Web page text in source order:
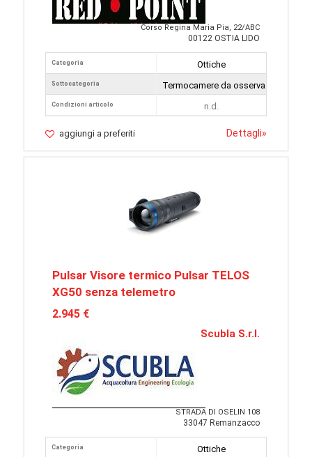
Corso Regina Maria Pia, 22/ABC
00122 OSTIA LIDO
Categoria
Sottocategoria
Condizioni articolo
Ottiche
Termocamere da osservazione
n.d.
aggiungi a preferiti Dettagli»
Pulsar Visore termico Pulsar TELOS
XG50 senza telemetro
2.945 €
Scubla S.r.l.
STRADA DI OSELIN 108
33047 Remanzacco
Categoria
Ottiche